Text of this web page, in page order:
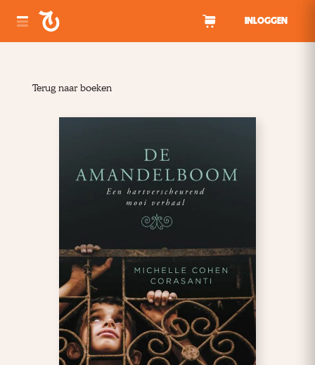
INLOGGEN
Terug naar boeken